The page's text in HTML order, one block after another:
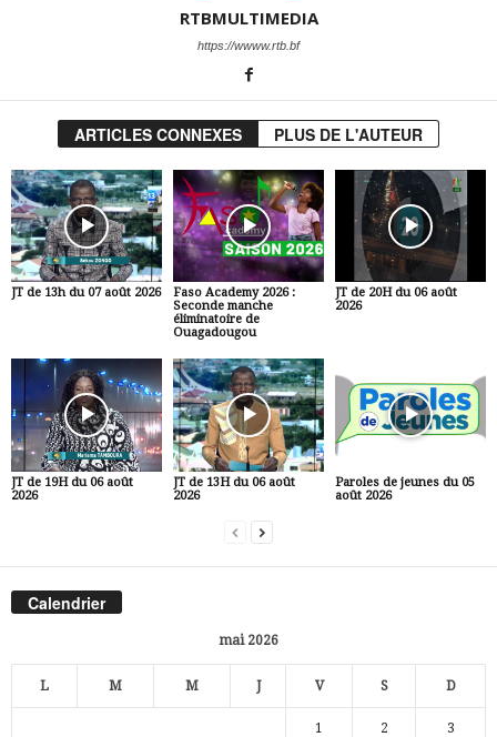
RTBMULTIMEDIA
https://wwww.rtb.bf
ARTICLES CONNEXES PLUS DE L'AUTEUR
JT de 13h du 07 août 2026
Faso Academy 2026 :
Seconde manche
éliminatoire de
Ouagadougou
JT de 20H du 06 août
2026
JT de 19H du 06 août
2026
JT de 13H du 06 août
2026
Paroles de jeunes du 05
août 2026
Calendrier
mai 2026
L M M J V S D
1 2 3